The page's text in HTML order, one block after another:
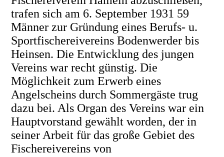
trafen sich am 6. September 1931 59
Männer zur Gründung eines Berufs- u.
Sportfischereivereins Bodenwerder bis
Heinsen. Die Entwicklung des jungen
Vereins war recht günstig. Die
Möglichkeit zum Erwerb eines
Angelscheins durch Sommergäste trug
dazu bei. Als Organ des Vereins war ein
Hauptvorstand gewählt worden, der in
seiner Arbeit für das große Gebiet des
Fischereivereins von